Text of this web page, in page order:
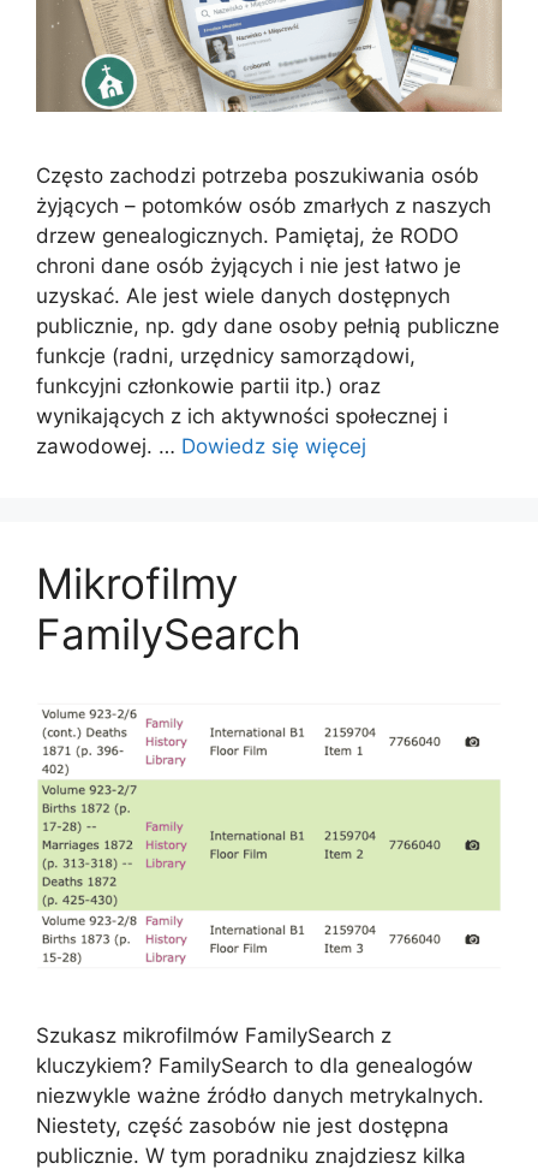
Często zachodzi potrzeba poszukiwania osób
żyjących – potomków osób zmarłych z naszych
drzew genealogicznych. Pamiętaj, że RODO
chroni dane osób żyjących i nie jest łatwo je
uzyskać. Ale jest wiele danych dostępnych
publicznie, np. gdy dane osoby pełnią publiczne
funkcje (radni, urzędnicy samorządowi,
funkcyjni członkowie partii itp.) oraz
wynikających z ich aktywności społecznej i
zawodowej. … Dowiedz się więcej
Mikrofilmy
FamilySearch
Szukasz mikrofilmów FamilySearch z
kluczykiem? FamilySearch to dla genealogów
niezwykle ważne źródło danych metrykalnych.
Niestety, część zasobów nie jest dostępna
publicznie. W tym poradniku znajdziesz kilka